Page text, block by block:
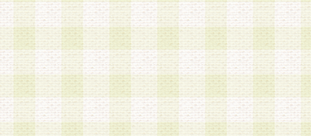
は、当該個人情報を以下の各号に定める目的に利
す。なお、これら事項以外の目的で個人情報を利
かじめ会員の同意を得たうえで利用するものとし
a.本サービスの実施または運営
b.本サービスに係る謝礼、景品、調査サンプル品
c.会員からの電話、メール等の問い合わせなどへ
d.その他これらに付随する業務